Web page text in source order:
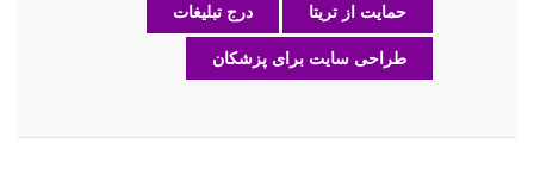
حمایت از تریتا درج تبلیغات
طراحی سایت برای پزشکان